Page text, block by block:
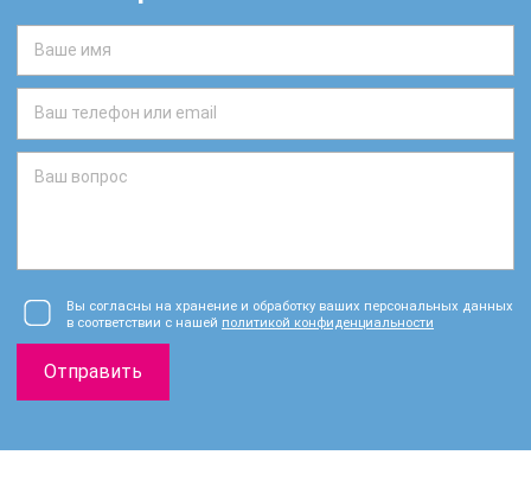
Вы согласны на хранение и обработку ваших персональных данных
в соответствии с нашей политикой конфиденциальности
Отправить